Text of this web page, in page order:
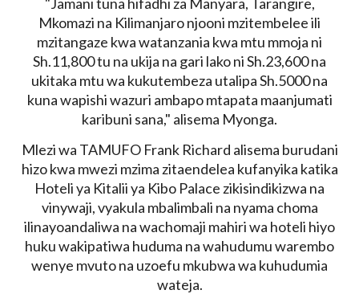
Mkomazi na Kilimanjaro njooni mzitembelee ili
mzitangaze kwa watanzania kwa mtu mmoja ni
Sh.11,800 tu na ukija na gari lako ni Sh.23,600 na
ukitaka mtu wa kukutembeza utalipa Sh.5000 na
kuna wapishi wazuri ambapo mtapata maanjumati
karibuni sana," alisema Myonga.
Mlezi wa TAMUFO Frank Richard alisema burudani
hizo kwa mwezi mzima zitaendelea kufanyika katika
Hoteli ya Kitalii ya Kibo Palace zikisindikizwa na
vinywaji, vyakula mbalimbali na nyama choma
ilinayoandaliwa na wachomaji mahiri wa hoteli hiyo
huku wakipatiwa huduma na wahudumu warembo
wenye mvuto na uzoefu mkubwa wa kuhudumia
wateja.